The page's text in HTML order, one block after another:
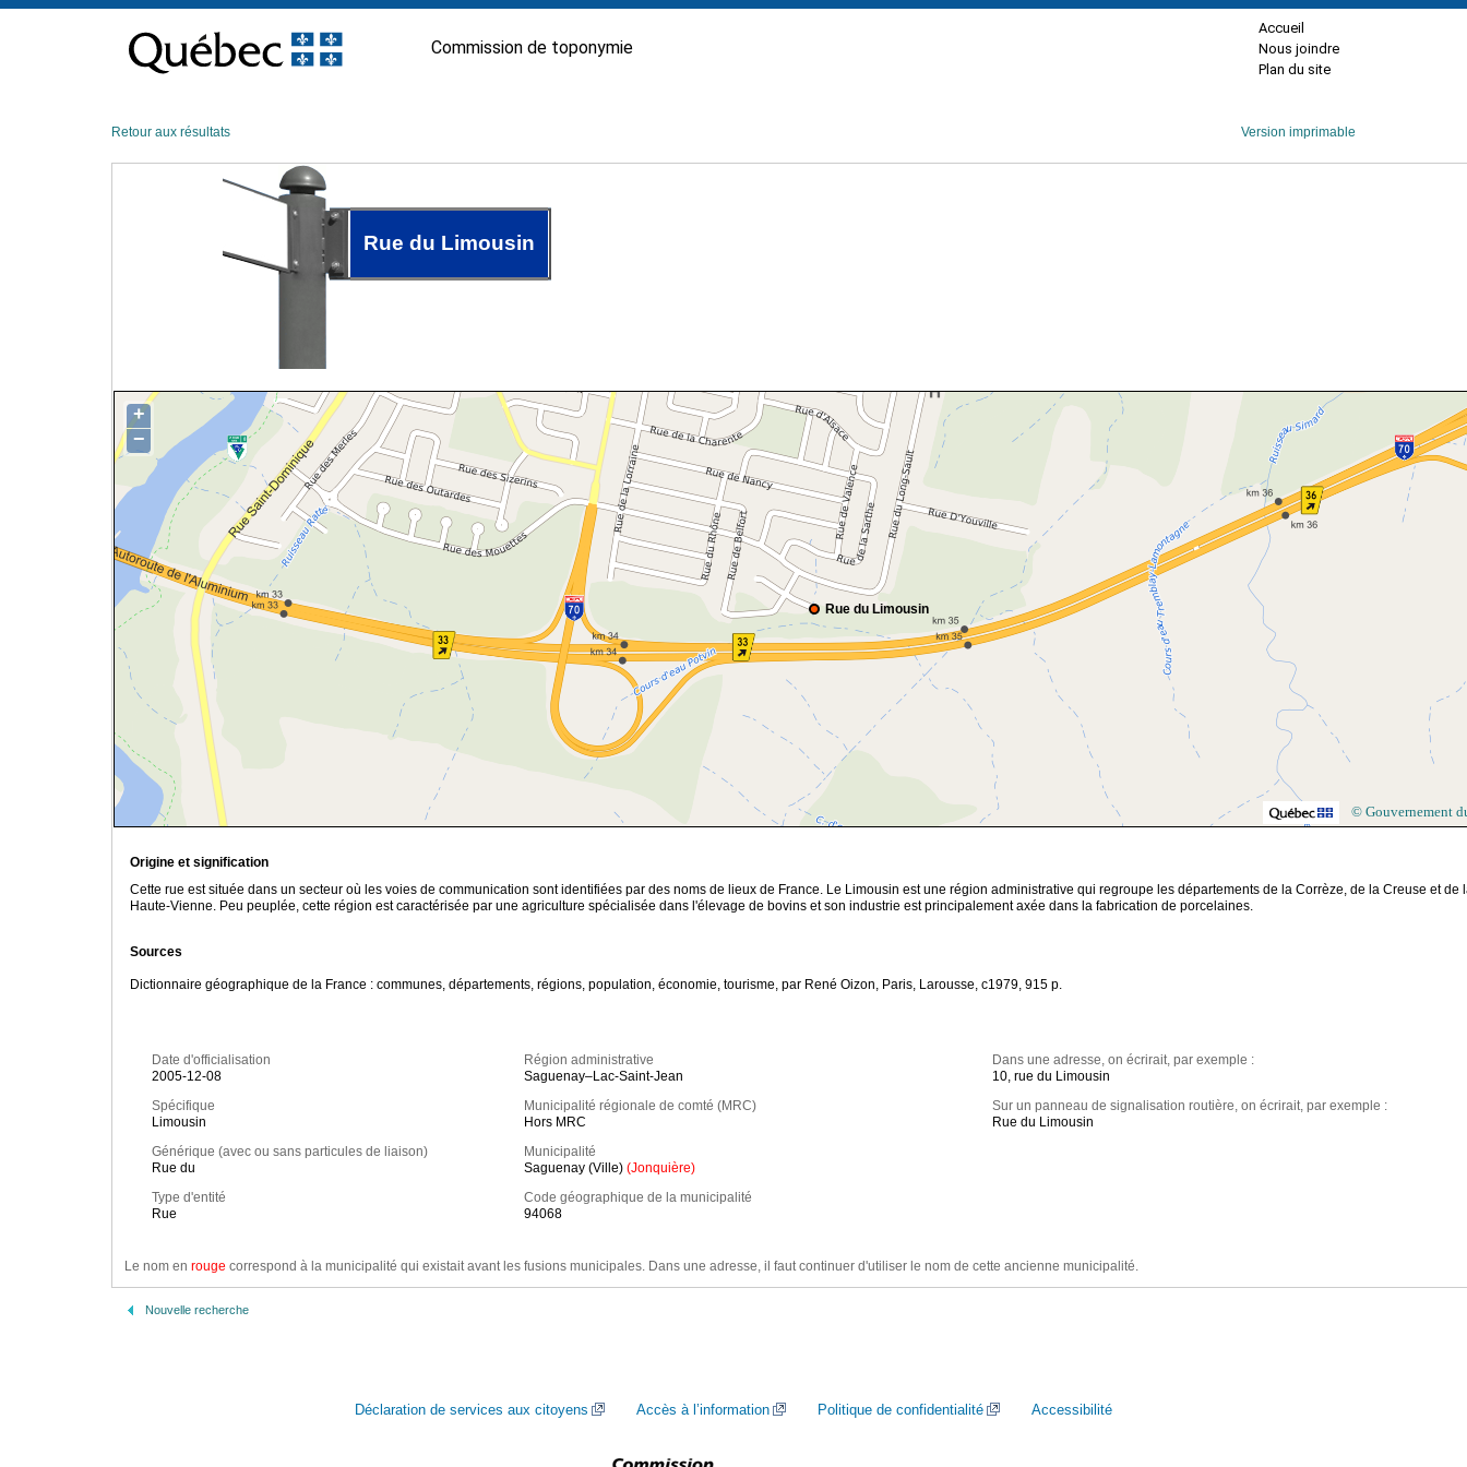
contenu
Commission de toponymie
Accueil
Nous joindre
Plan du site
Retour aux résultats Version imprimable
Rue du Limousin
Rue du Limousin
+
−
© Gouvernement
Origine et signification
Cette rue est située dans un secteur où les voies de communication sont identifiées par des noms de lieux de France. Le Limousin est une région administrative qui regroupe les départements de la Corrèze, de la Creuse et de
Haute-Vienne. Peu peuplée, cette région est caractérisée par une agriculture spécialisée dans l'élevage de bovins et son industrie est principalement axée dans la fabrication de porcelaines.
Sources
Dictionnaire géographique de la France : communes, départements, régions, population, économie, tourisme, par René Oizon, Paris, Larousse, c1979, 915 p.
Date d'officialisation
2005-12-08
Spécifique
Limousin
Générique (avec ou sans particules de liaison)
Rue du
Type d'entité
Rue
Région administrative
Saguenay–Lac-Saint-Jean
Municipalité régionale de comté (MRC)
Hors MRC
Municipalité
Saguenay (Ville) (Jonquière)
Code géographique de la municipalité
94068
Dans une adresse, on écrirait, par exemple :
10, rue du Limousin
Sur un panneau de signalisation routière, on écrirait, par exemple :
Rue du Limousin
Le nom en rouge correspond à la municipalité qui existait avant les fusions municipales. Dans une adresse, il faut continuer d'utiliser le nom de cette ancienne municipalité.
Nouvelle recherche
Déclaration de services aux citoyens Accès à l’information Politique de confidentialité Accessibilité